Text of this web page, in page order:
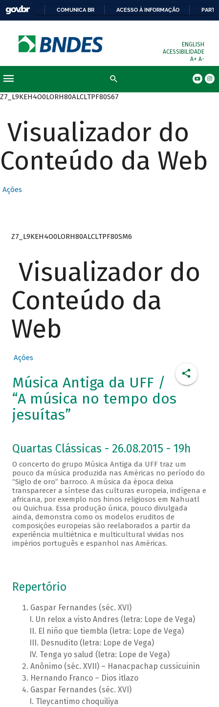
COMUNICA BR ACESSO À INFORMAÇÃO
ENGLISH
ACESSIBILIDADE
A+ A-
Z7_L9KEH4O0LORH80ALCLTPF80S67
Visualizador do
Conteúdo da Web
Ações
Z7_L9KEH4O0LORH80ALCLTPF80SM6
Visualizador do
Conteúdo da
Web
Ações
Música Antiga da UFF /
“A música no tempo dos
jesuítas”
Quartas Clássicas - 26.08.2015 - 19h
O concerto do grupo Música Antiga da UFF traz um
pouco da música produzida nas Américas no período do
“Siglo de oro” barroco. A música da época deixa
transparecer a síntese das culturas europeia, indígena e
africana, por exemplo nos hinos religiosos em Nahuatl
ou Quichua. Essa produção única, pouco divulgada
ainda, demonstra como os modelos eruditos de
composições europeias são reelaborados a partir da
experiência multiétnica e multicultural vividas nos
impérios português e espanhol nas Américas.
Repertório
Gaspar Fernandes (séc. XVI)
Un relox a visto Andres (letra: Lope de Vega)
El niño que tiembla (letra: Lope de Vega)
Desnudito (letra: Lope de Vega)
Tenga yo salud (letra: Lope de Vega)
Anônimo (séc. XVII) – Hanacpachap cussicuinin
Hernando Franco – Dios itlazo
Gaspar Fernandes (séc. XVI)
Tleycantimo choquiliya